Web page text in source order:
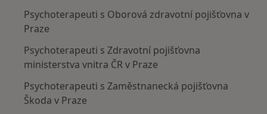
Psychoterapeuti s Oborová zdravotní pojišťovna v
Praze
Psychoterapeuti s Zdravotní pojišťovna
ministerstva vnitra ČR v Praze
Psychoterapeuti s Zaměstnanecká pojišťovna
Škoda v Praze